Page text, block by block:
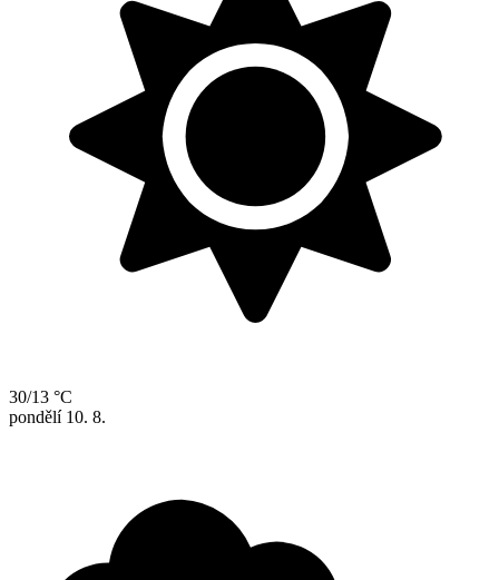
30/13 °C
pondělí 10. 8.